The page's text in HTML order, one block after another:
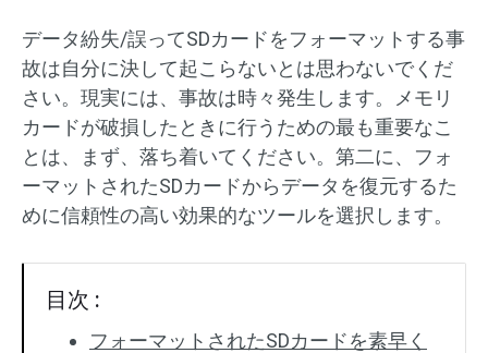
データ紛失/誤ってSDカードをフォーマットする事
故は自分に決して起こらないとは思わないでくだ
さい。現実には、事故は時々発生します。メモリ
カードが破損したときに行うための最も重要なこ
とは、まず、落ち着いてください。第二に、フォ
ーマットされたSDカードからデータを復元するた
めに信頼性の高い効果的なツールを選択します。
目次 :
フォーマットされたSDカードを素早く